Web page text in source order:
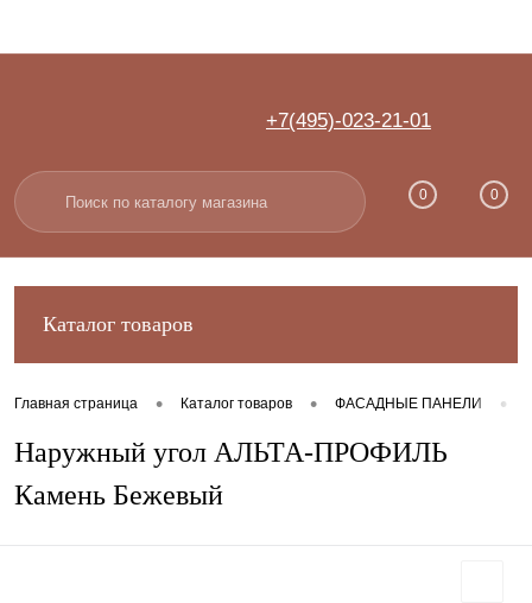
Вход Регистрация
+7(495)-023-21-01
0 0
Каталог товаров
Главная страница • Каталог товаров • ФАСАДНЫЕ ПАНЕЛИ •
Наружный угол АЛЬТА-ПРОФИЛЬ
Камень Бежевый